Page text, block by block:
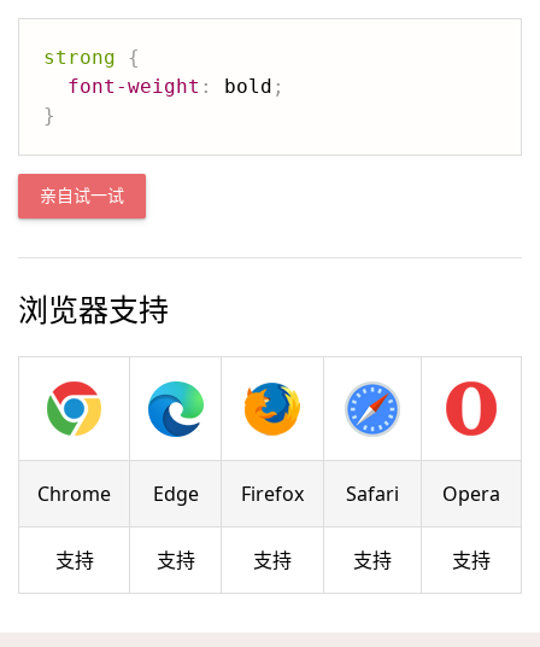
strong
{
font-weight : bold ;
}
亲自试一试
浏览器支持
Chrome Edge Firefox Safari Opera
支持 支持 支持 支持 支持